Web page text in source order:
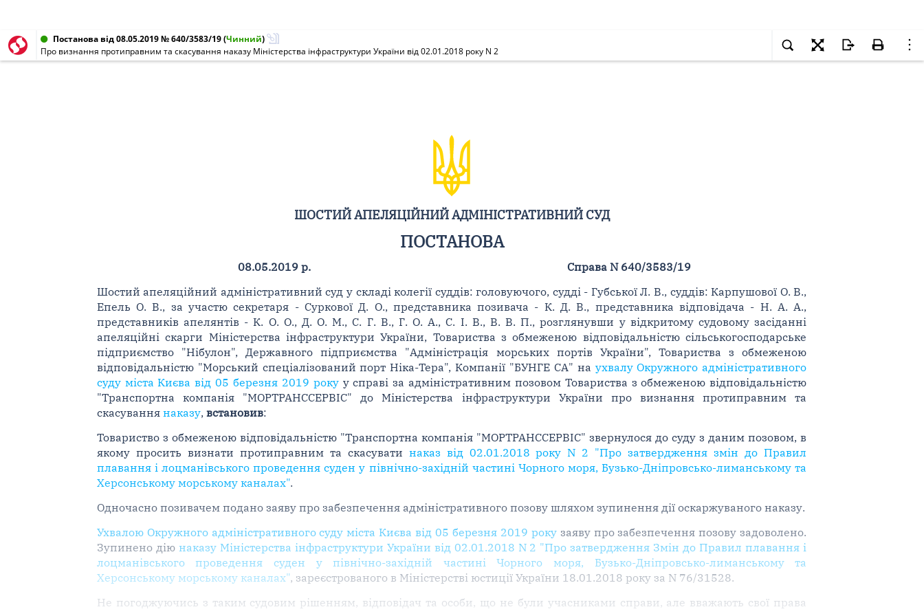
Постанова від 08.05.2019 № 640/3583/19(Чинний)
Про визнання протиправним та скасування наказу Міністерства інфраструктури України від 02.01.2018 року N 2
ШОСТИЙ АПЕЛЯЦІЙНИЙ АДМІНІСТРАТИВНИЙ СУД
ПОСТАНОВА
08.05.2019 р.
Справа N 640/3583/19
Шостий апеляційний адміністративний суд у складі колегії суддів: головуючого, судді - Губської Л. В., суддів: Карпушової О. В.,
Епель О. В., за участю секретаря - Суркової Д. О., представника позивача - К. Д. В., представника відповідача - Н. А. А.,
представників апелянтів - К. О. О., Д. О. М., С. Г. В., Г. О. А., С. І. В., В. В. П., розглянувши у відкритому судовому засіданні
апеляційні скарги Міністерства інфраструктури України, Товариства з обмеженою відповідальністю сільськогосподарське
підприємство "Нібулон", Державного підприємства "Адміністрація морських портів України", Товариства з обмеженою
відповідальністю "Морський спеціалізований порт Ніка-Тера", Компанії "БУНГЕ СА" на ухвалу Окружного адміністративного
суду міста Києва від 05 березня 2019 рокуу справі за адміністративним позовом Товариства з обмеженою відповідальністю
"Транспортна компанія "МОРТРАНССЕРВІС" до Міністерства інфраструктури України про визнання протиправним та
скасування наказу, встановив:
Товариство з обмеженою відповідальністю "Транспортна компанія "МОРТРАНССЕРВІС" звернулося до суду з даним позовом, в
якому просить визнати протиправним та скасувати наказ від 02.01.2018 року N 2 "Про затвердження змін до Правил
плавання і лоцманівського проведення суден у північно-західній частині Чорного моря, Бузько-Дніпровсько-лиманському та
Херсонському морському каналах".
Одночасно позивачем подано заяву про забезпечення адміністративного позову шляхом зупинення дії оскаржуваного наказу.
Ухвалою Окружного адміністративного суду міста Києва від 05 березня 2019 рокузаяву про забезпечення позову задоволено.
Зупинено дію наказу Міністерства інфраструктури України від 02.01.2018 N 2 "Про затвердження Змін до Правил плавання і
лоцманівського проведення суден у північно-західній частині Чорного моря, Бузько-Дніпровсько-лиманському та
Херсонському морському каналах", зареєстрованого в Міністерстві юстиції України 18.01.2018 року за N 76/31528.
Не погоджуючись з таким судовим рішенням, відповідач та особи, що не були учасниками справи, але вважають свої права